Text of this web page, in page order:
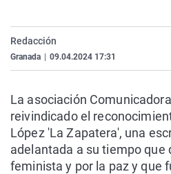
Redacción
Granada 09.04.2024 17:31
La asociación
reivindicado el
López 'La Zapatera', una
adelantada a su tiempo que
feminista y por la paz y que